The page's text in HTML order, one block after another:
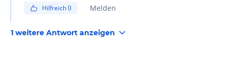
Hilfreich0 Melden
1 weitere Antwort anzeigen